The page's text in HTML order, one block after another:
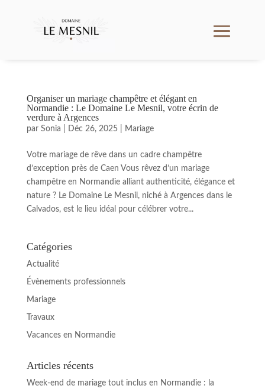
Organiser un mariage champêtre et élégant en
Normandie : Le Domaine Le Mesnil, votre écrin de
verdure à Argences
par Sonia Déc 26, 2025| Mariage
Votre mariage de rêve dans un cadre champêtre
d’exception près de Caen Vous rêvez d’un mariage
champêtre en Normandie alliant authenticité, élégance et
nature ? Le Domaine Le Mesnil, niché à Argences dans le
Calvados, est le lieu idéal pour célébrer votre...
Catégories
Actualité
Évènements professionnels
Mariage
Travaux
Vacances en Normandie
Articles récents
Week-end de mariage tout inclus en Normandie : la